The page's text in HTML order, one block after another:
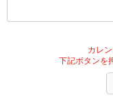
カレ
下記ボタンを